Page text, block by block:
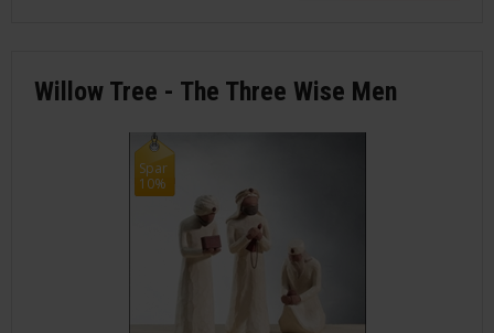
Willow Tree - The Three Wise Men
Spar
10%